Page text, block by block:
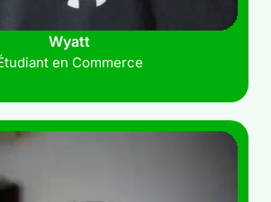
Wyatt
en Commerce